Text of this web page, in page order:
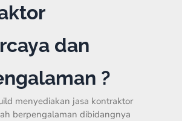
dan
?
menyediakan jasa kontraktor
berpengalaman dibidangnya